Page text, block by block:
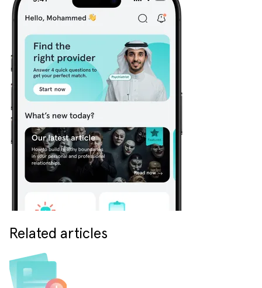
Related articles